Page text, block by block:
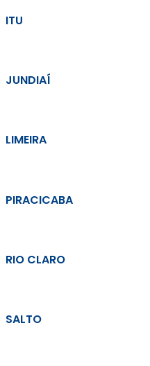
ITU
JUNDIAÍ
LIMEIRA
PIRACICABA
RIO CLARO
SALTO